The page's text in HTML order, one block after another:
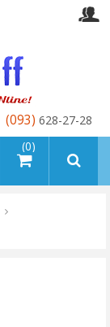
(0)
(093) 628-27-28